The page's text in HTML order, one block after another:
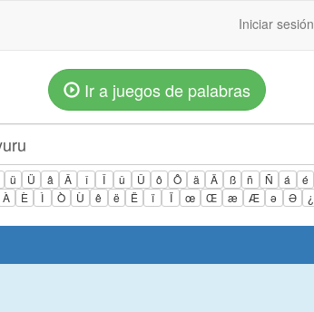
Iniciar sesión
Ir a juegos de palabras
ü Ü â Â î Î û Û ô Ô ä Ä ß ñ Ñ á é
À È Ì Ò Ù ê ë Ë ï Ï œ Œ æ Æ ə Ə ¿